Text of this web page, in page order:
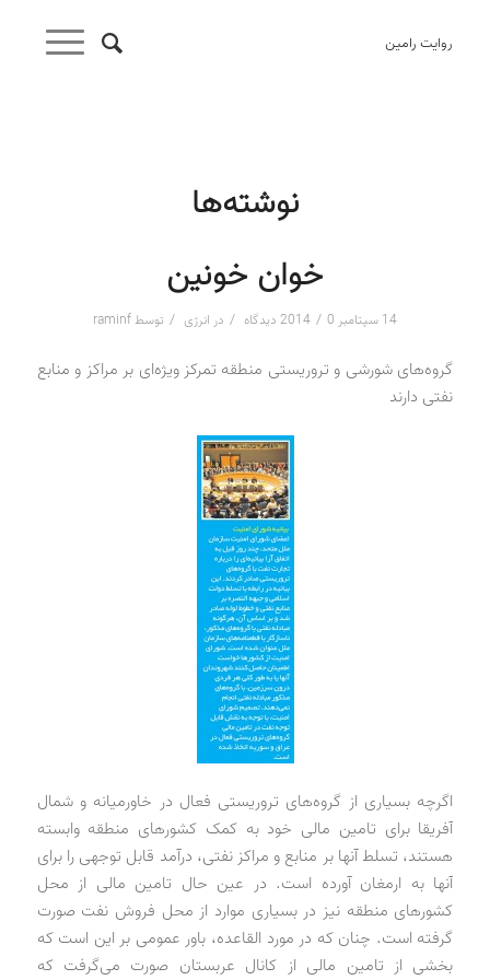
روایت رامین
نوشته‌ها
خوان خونین
14 سپتامبر 2014 / 0 دیدگاه / در انرژی / توسط raminf
گروه‌های شورشی و تروریستی منطقه تمرکز ویژه‌ای بر مراکز و منابع
نفتی دارند
اگرچه بسیاری از گروه‌های تروریستی فعال در خاورمیانه و شمال
آفریقا برای تامین مالی خود به کمک کشورهای منطقه وابسته
هستند، تسلط آنها بر منابع و مراکز نفتی، درآمد قابل توجهی را برای
آنها به ارمغان آورده است. در عین حال تامین مالی از محل
کشورهای منطقه نیز در بسیاری موارد از محل فروش نفت صورت
گرفته است. چنان که در مورد القاعده، باور عمومی بر این است که
بخشی از تامین مالی از کانال عربستان صورت می‌گرفت که